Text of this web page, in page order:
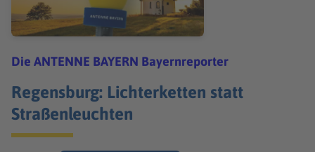
Die ANTENNE BAYERN Bayernreporter
Regensburg: Lichterketten statt
Straßenleuchten